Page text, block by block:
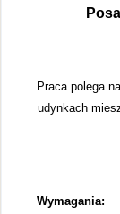
Praca polega
udynkach
Wymagania: